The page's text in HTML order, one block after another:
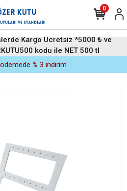
Kargo Ücretsiz *5000 ₺ ve
kodu ile NET 500 tl
% 3 indirim
0